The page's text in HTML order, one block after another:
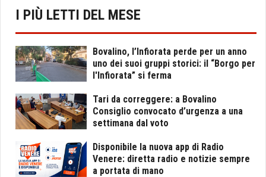
I PIÙ LETTI DEL MESE
Bovalino, l’Infiorata perde per un anno
uno dei suoi gruppi storici: il “Borgo per
l'Infiorata” si ferma
Tari da correggere: a Bovalino
Consiglio convocato d’urgenza a una
settimana dal voto
Disponibile la nuova app di Radio
Venere: diretta radio e notizie sempre
a portata di mano